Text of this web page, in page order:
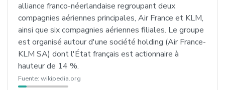
alliance franco-néerlandaise regroupant deux
compagnies aériennes principales, Air France et KLM,
ainsi que six compagnies aériennes filiales. Le groupe
est organisé autour d'une société holding (Air France-
KLM SA) dont l'État français est actionnaire à
hauteur de 14 %.
Fuente: wikipedia.org